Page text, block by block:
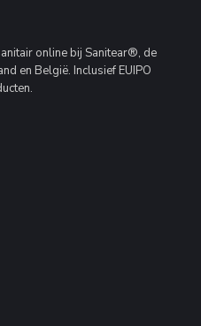
online bij Sanitear®, de
en België. Inclusief EUIPO